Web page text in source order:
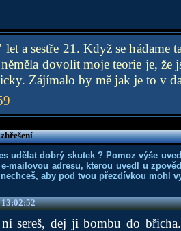
let a sestře 21. Když se
dovolit moje teorie je, že
Zájímalo by mě jak je to v
udělat dobrý skutek ? Pomoz výše
mailovou adresu, kterou uvedl u
aby pod tvou přezdívkou mohl
sereš, dej ji bombu do